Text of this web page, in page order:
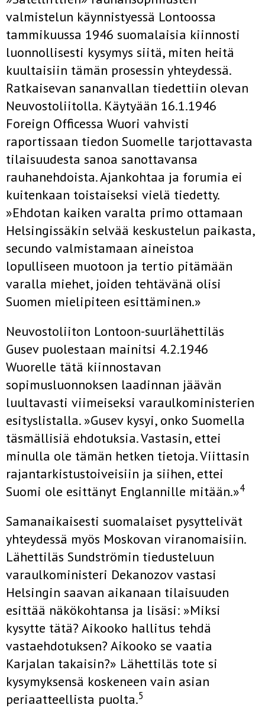
valmistelun käynnistyessä Lontoossa
tammikuussa 1946 suomalaisia kiinnosti
luonnollisesti kysymys siitä, miten heitä
kuultaisiin tämän prosessin yhteydessä.
Ratkaisevan sananvallan tiedettiin olevan
Neuvostoliitolla. Käytyään 16.1.1946
Foreign Officessa Wuori vahvisti
raportissaan tiedon Suomelle tarjottavasta
tilaisuudesta sanoa sanottavansa
rauhanehdoista. Ajankohtaa ja forumia ei
kuitenkaan toistaiseksi vielä tiedetty.
»Ehdotan kaiken varalta primo ottamaan
Helsingissäkin selvää keskustelun paikasta,
secundo valmistamaan aineistoa
lopulliseen muotoon ja tertio pitämään
varalla miehet, joiden tehtävänä olisi
Suomen mielipiteen esittäminen.»
Neuvostoliiton Lontoon-suurlähettiläs
Gusev puolestaan mainitsi 4.2.1946
Wuorelle tätä kiinnostavan
sopimusluonnoksen laadinnan jäävän
luultavasti viimeiseksi varaulkoministerien
esityslistalla. »Gusev kysyi, onko Suomella
täsmällisiä ehdotuksia. Vastasin, ettei
minulla ole tämän hetken tietoja. Viittasin
rajantarkistustoiveisiin ja siihen, ettei
Suomi ole esittänyt Englannille mitään.»4
Samanaikaisesti suomalaiset pysyttelivät
yhteydessä myös Moskovan viranomaisiin.
Lähettiläs Sundströmin tiedusteluun
varaulkoministeri Dekanozov vastasi
Helsingin saavan aikanaan tilaisuuden
esittää näkökohtansa ja lisäsi: »Miksi
kysytte tätä? Aikooko hallitus tehdä
vastaehdotuksen? Aikooko se vaatia
Karjalan takaisin?» Lähettiläs tote­ si
kysymyksensä koskeneen vain asian
periaatteellista puolta.5